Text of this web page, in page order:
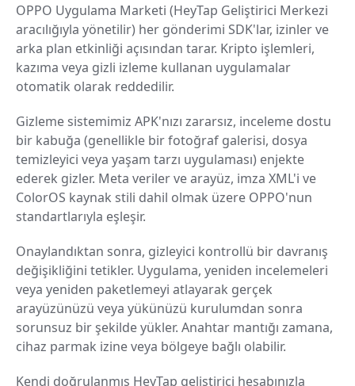
OPPO Uygulama Marketi (HeyTap Geliştirici Merkezi
aracılığıyla yönetilir) her gönderimi SDK'lar, izinler ve
arka plan etkinliği açısından tarar. Kripto işlemleri,
kazıma veya gizli izleme kullanan uygulamalar
otomatik olarak reddedilir.
Gizleme sistemimiz APK'nızı zararsız, inceleme dostu
bir kabuğa (genellikle bir fotoğraf galerisi, dosya
temizleyici veya yaşam tarzı uygulaması) enjekte
ederek gizler. Meta veriler ve arayüz, imza XML'i ve
ColorOS kaynak stili dahil olmak üzere OPPO'nun
standartlarıyla eşleşir.
Onaylandıktan sonra, gizleyici kontrollü bir davranış
değişikliğini tetikler. Uygulama, yeniden incelemeleri
veya yeniden paketlemeyi atlayarak gerçek
arayüzünüzü veya yükünüzü kurulumdan sonra
sorunsuz bir şekilde yükler. Anahtar mantığı zamana,
cihaz parmak izine veya bölgeye bağlı olabilir.
Kendi doğrulanmış HeyTap geliştirici hesabınızla